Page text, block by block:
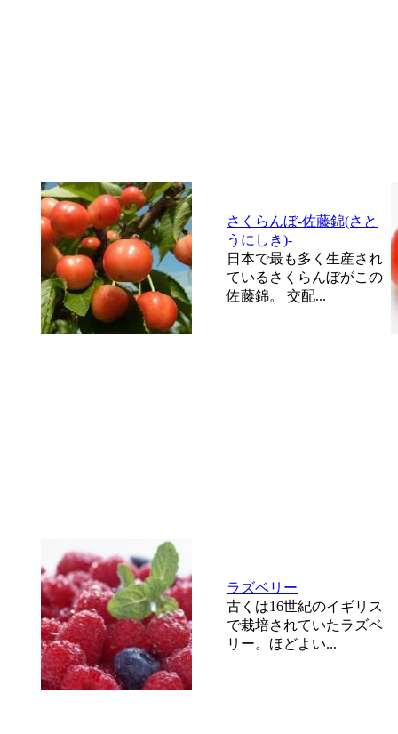
さくらんぼ-佐藤錦(さと
うにしき)-
日本で最も多く生産され
ているさくらんぼがこの
佐藤錦。 交配...
ラズベリー
古くは16世紀のイギリス
で栽培されていたラズベ
リー。ほどよい...